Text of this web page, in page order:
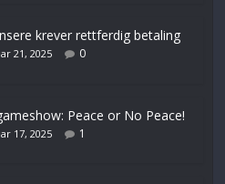
krever rettferdig betaling
21, 2025 0
Peace or No Peace!
17, 2025 1